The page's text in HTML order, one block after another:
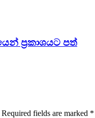
ප්‍රකාශයට පත්
Required fields are marked *